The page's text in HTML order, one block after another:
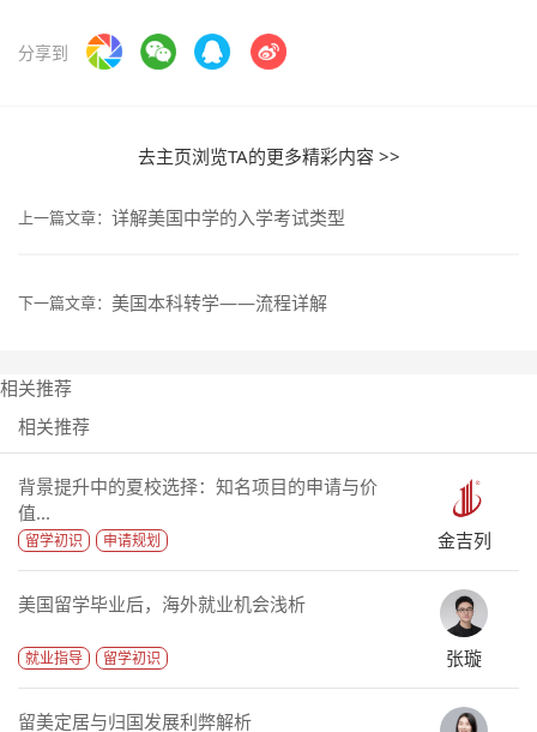
分享到
去主页浏览TA的更多精彩内容 >>
上一篇文章： 详解美国中学的入学考试类型
下一篇文章： 美国本科转学——流程详解
相关推荐
相关推荐
背景提升中的夏校选择：知名项目的申请与价
值...
留学初识 申请规划 金吉列
美国留学毕业后，海外就业机会浅析
就业指导 留学初识 张璇
留美定居与归国发展利弊解析